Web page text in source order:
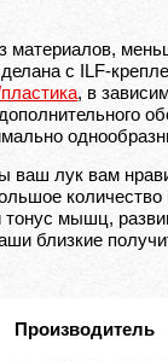
материалов,
с ILF-
, в
лук вам
мышц,
близкие
Производитель